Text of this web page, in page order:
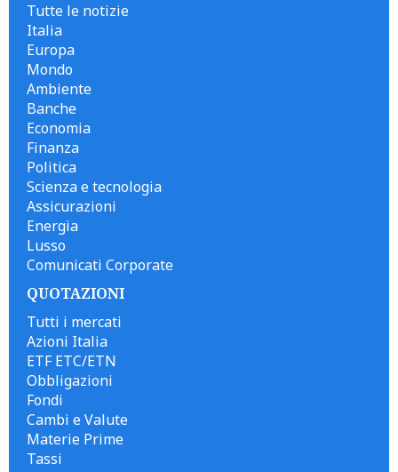
Tutte le notizie
Italia
Europa
Mondo
Ambiente
Banche
Economia
Finanza
Politica
Scienza e tecnologia
Assicurazioni
Energia
Lusso
Comunicati Corporate
QUOTAZIONI
Tutti i mercati
Azioni Italia
ETF ETC/ETN
Obbligazioni
Fondi
Cambi e Valute
Materie Prime
Tassi